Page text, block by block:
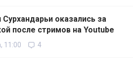
оказались за
после стримов на Youtube
11:00 4